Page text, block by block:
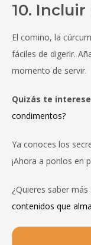
10.
El comino, la
fáciles de digerir.
momento de servir.
Quizás te interese
condimentos?
Ya conoces los
¡Ahora a ponlos en
¿Quieres saber
contenidos que